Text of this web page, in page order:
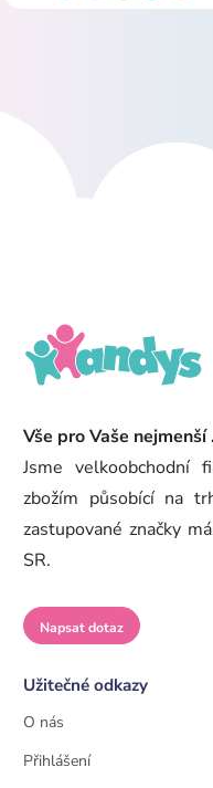
Vše pro Vaše nejmenší
Jsme velkoobchodní
zbožím působící na
zastupované značky
SR.
Napsat dotaz
Užitečné odkazy
O nás
Přihlášení